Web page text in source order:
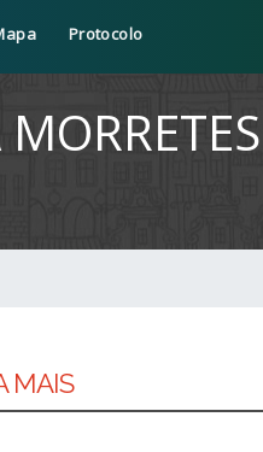
Protocolo
MAIS